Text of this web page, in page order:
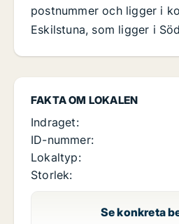
FAKTA OM LOKALEN
Indraget:
ID-nummer:
Lokaltyp:
Storlek:
Se konkreta
postnummer och ligger i
Eskilstuna, som ligger i